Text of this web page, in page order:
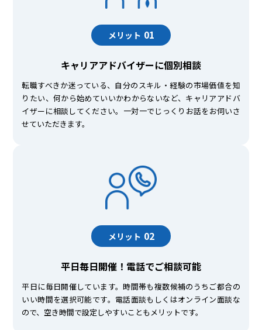
メリット 01
キャリアアドバイザーに個別相談
転職すべきか迷っている、自分のスキル・経験の市場価値を知
りたい、何から始めていいかわからないなど、キャリアアドバ
イザーに相談してください。一対一でじっくりお話をお伺いさ
せていただきます。
メリット 02
平日毎日開催！電話でご相談可能
平日に毎日開催しています。時間帯も複数候補のうちご都合の
いい時間を選択可能です。電話面談もしくはオンライン面談な
ので、空き時間で設定しやすいこともメリットです。